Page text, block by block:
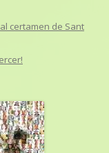
certamen de Sant